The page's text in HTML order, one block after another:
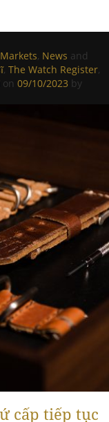
Markets, News and
, The Watch Register,
on 09/10/2023 by
cấp tiếp tục